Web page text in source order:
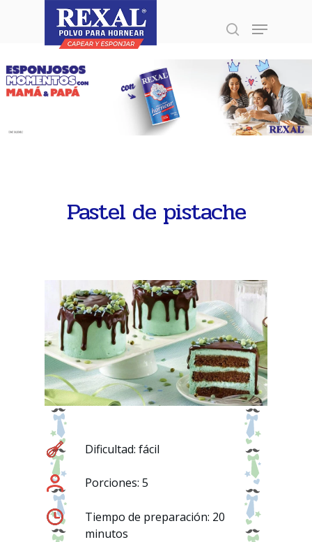
Presione enter para buscar o ESC para
cerrar
Pastel de pistache
Dificultad: fácil
Porciones: 5
Tiempo de preparación: 20
minutos